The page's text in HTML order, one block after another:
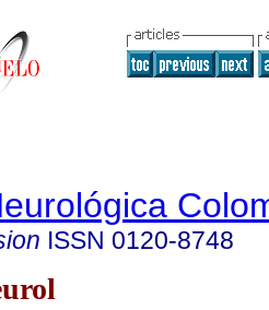
ISSN 0120-8748